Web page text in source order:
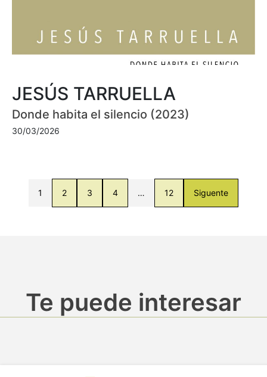
JESÚS TARRUELLA
Donde habita el silencio (2023)
30/03/2026
1 2 3 4 … 12 Siguente
Te puede interesar